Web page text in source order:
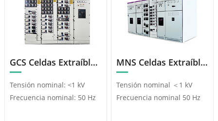
GCS Celdas Extraíbles De Baja Tensión
Tensión nominal: <1 kV
Frecuencia nominal: 50 Hz
MNS Celdas Extraíbles De Baja Tensión
Tensión nominal ＜1 kV
Frecuencia nominal 50 Hz